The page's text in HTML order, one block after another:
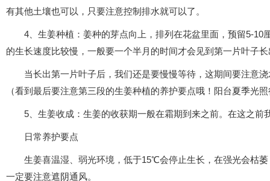
有其他土壤也可以，只要注意控制排水就可以了。
4、生姜种植：姜种的芽点向上，排列在花盆里面，预留5-
的生长速度比较慢，一般要一个半月的时间才会见到第一片叶子
当长出第一片叶子后，我们还是要慢慢等待，这期间要注意
（看到最后要注意第三段的生姜种植的养护要点哦！阳台夏季光
5、生姜收成：生姜的收获期一般在霜期到来之前。在这之
日常养护要点
生姜喜温湿、弱光环境，低于15℃会停止生长，在强光会枯
一定要注意遮阴通风。